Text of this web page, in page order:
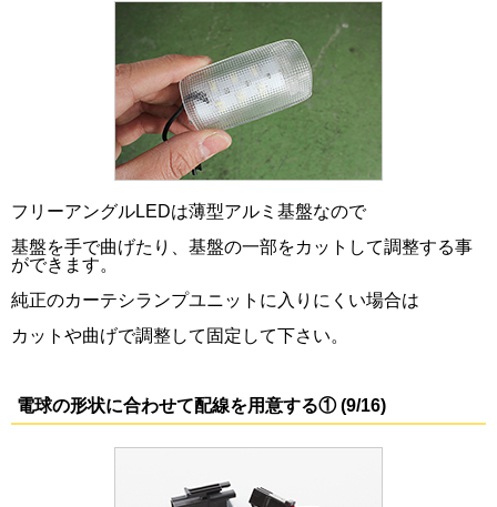
フリーアングルLEDは薄型アルミ基盤なので
基盤を手で曲げたり、基盤の一部をカットして調整する事
ができます。
純正のカーテシランプユニットに入りにくい場合は
カットや曲げで調整して固定して下さい。
電球の形状に合わせて配線を用意する① (9/16)